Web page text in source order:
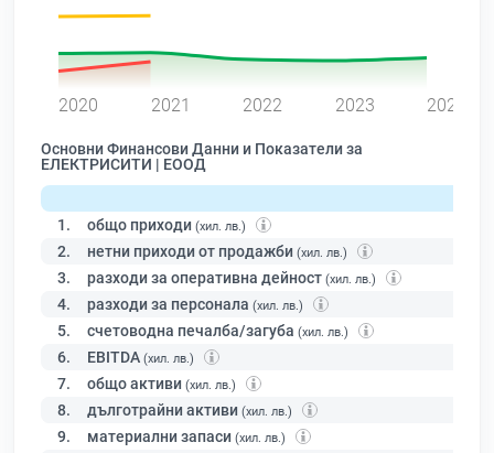
2020 2021 2022 2023 2024
Основни Финансови Данни и Показатели за
ЕЛЕКТРИСИТИ | ЕООД
1. общо приходи (хил. лв.)
2. нетни приходи от продажби (хил. лв.)
3. разходи за оперативна дейност (хил. лв.)
4. разходи за персонала (хил. лв.)
5. счетоводна печалба/загуба (хил. лв.)
6. EBITDA (хил. лв.)
7. общо активи (хил. лв.)
8. дълготрайни активи (хил. лв.)
9. материални запаси (хил. лв.)